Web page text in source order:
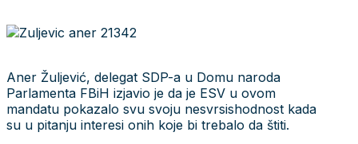
Aner Žuljević, delegat SDP-a u Domu naroda
Parlamenta FBiH izjavio je da je ESV u ovom
mandatu pokazalo svu svoju nesvrsishodnost kada
su u pitanju interesi onih koje bi trebalo da štiti.